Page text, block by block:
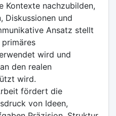
Kontexte nachzubilden,
Diskussionen und
Ansatz stellt
primäres
wird und
den realen
wird.
fördert die
von Ideen,